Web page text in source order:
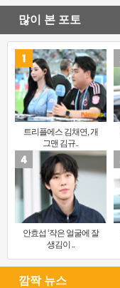
많이 본 포토
트리플에스 김채연, 개
그맨 김규..
안효섭 ‘작은 얼굴에 잘
생김이 ..
깜짝 뉴스